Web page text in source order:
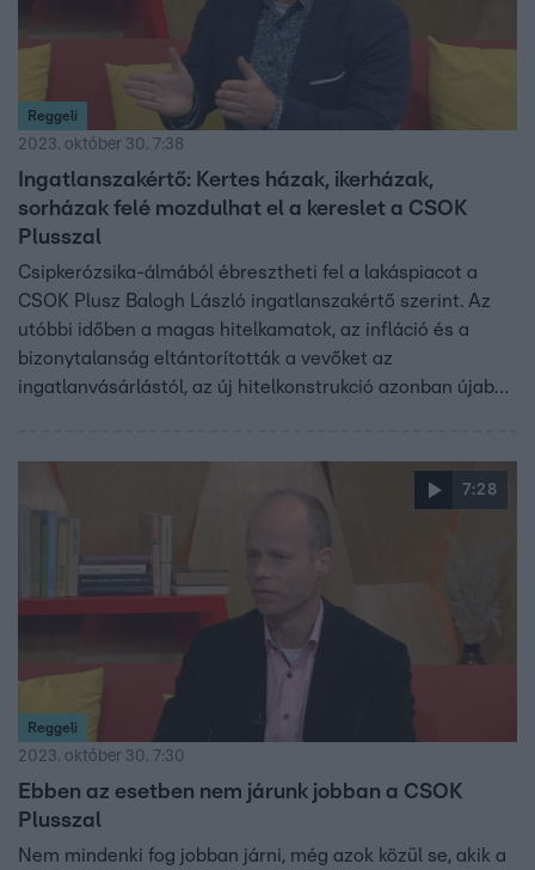
Reggeli
2023. október 30. 7:38
Ingatlanszakértő: Kertes házak, ikerházak,
sorházak felé mozdulhat el a kereslet a CSOK
Plusszal
Csipkerózsika-álmából ébresztheti fel a lakáspiacot a
CSOK Plusz Balogh László ingatlanszakértő szerint. Az
utóbbi időben a magas hitelkamatok, az infláció és a
bizonytalanság eltántorították a vevőket az
ingatlanvásárlástól, az új hitelkonstrukció azonban újabb
viszont magasabb, ráadásul úgy tűnik, nincs megszabva,
hogy használt vagy új lakás vásárlására fordítjuk az
érződnek már most a CSOK Plusznak és kik
mozgathatják a piacot a következő hónapokban.
7:28
Reggeli
2023. október 30. 7:30
Ebben az esetben nem járunk jobban a CSOK
Plusszal
Nem mindenki fog jobban járni, még azok közül se, akik a